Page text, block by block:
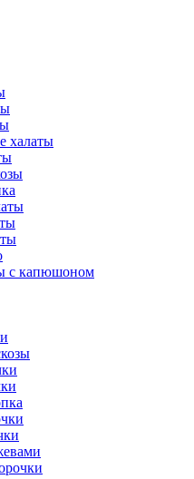
халаты
с капюшоном